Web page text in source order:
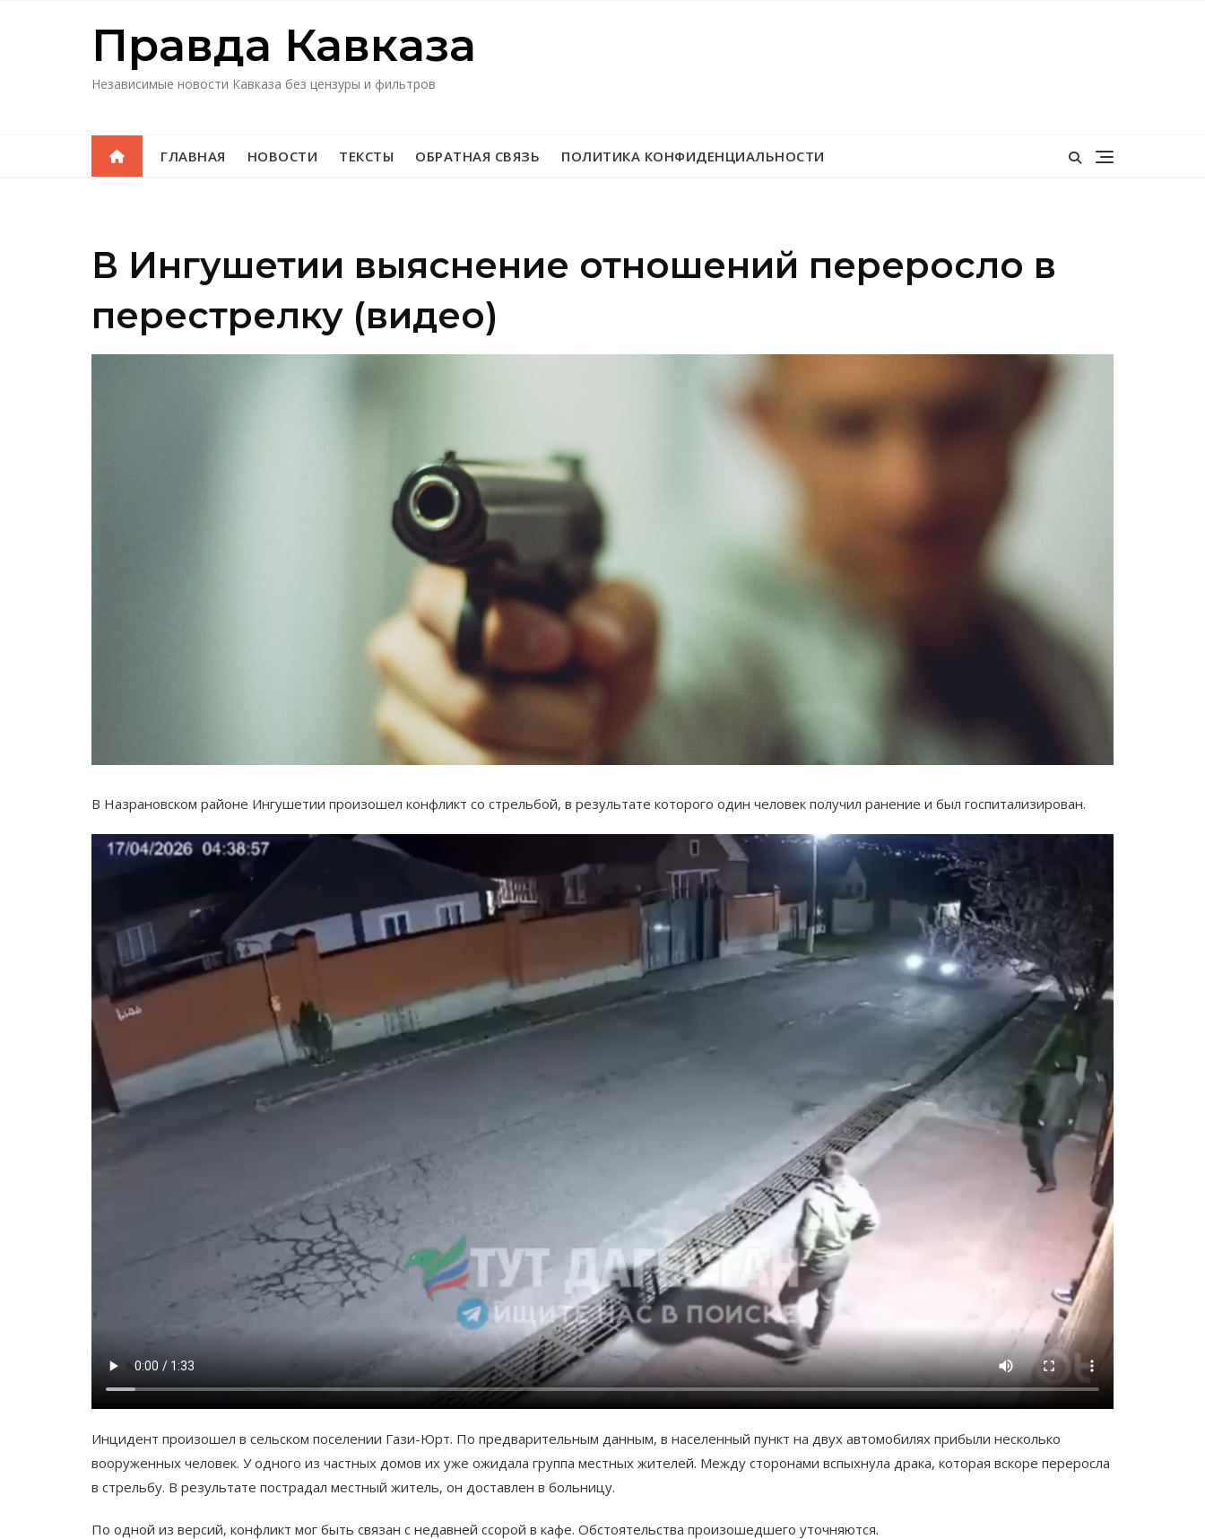
Правда Кавказa
Независимые новости Кавказа без цензуры и фильтров
ГЛАВНАЯ НОВОСТИ ТЕКСТЫ ОБРАТНАЯ СВЯЗЬ ПОЛИТИКА КОНФИДЕНЦИАЛЬНОСТИ
В Ингушетии выяснение отношений переросло в
перестрелку (видео)
В Назрановском районе Ингушетии произошел конфликт со стрельбой, в результате которого один человек получил ранение и был госпитализирован.
Инцидент произошел в сельском поселении Гази-Юрт. По предварительным данным, в населенный пункт на двух автомобилях прибыли несколько
вооруженных человек. У одного из частных домов их уже ожидала группа местных жителей. Между сторонами вспыхнула драка, которая вскоре переросла
в стрельбу. В результате пострадал местный житель, он доставлен в больницу.
По одной из версий, конфликт мог быть связан с недавней ссорой в кафе. Обстоятельства произошедшего уточняются.